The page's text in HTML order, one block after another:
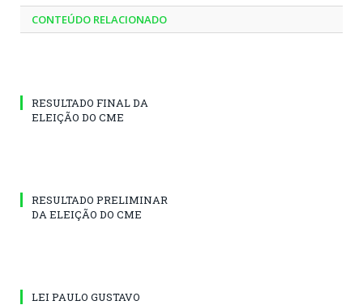
CONTEÚDO RELACIONADO
RESULTADO FINAL DA
ELEIÇÃO DO CME
RESULTADO PRELIMINAR
DA ELEIÇÃO DO CME
LEI PAULO GUSTAVO